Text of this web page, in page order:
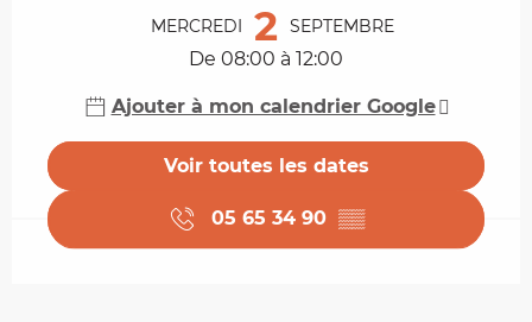
MERCREDI 2 SEPTEMBRE
De 08:00 à 12:00
Ajouter à mon calendrier Google
Voir toutes les dates
05 65 34 90 ▒▒